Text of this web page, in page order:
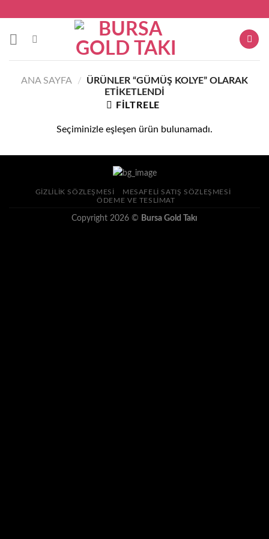
content
ANA SAYFA /
ÜRÜNLER “GÜMÜŞ KOLYE” OLARAK
ETIKETLENDI
FILTRELE
Seçiminizle eşleşen ürün bulunamadı.
GIZLILIK SÖZLEŞMESI
MESAFELI SATIŞ SÖZLEŞMESI
ÖDEME VE TESLIMAT
Copyright 2026 © Bursa Gold Takı